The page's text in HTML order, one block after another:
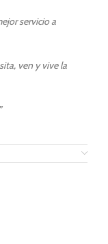
servicio a
ven y vive la
”